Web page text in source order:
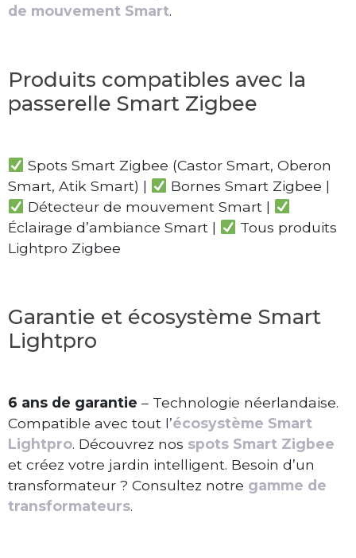
de mouvement Smart.
Produits compatibles avec la
passerelle Smart Zigbee
Spots Smart Zigbee (Castor Smart, Oberon
Smart, Atik Smart) |
Bornes Smart Zigbee |
Détecteur de mouvement Smart |
Éclairage d’ambiance Smart |
Tous produits
Lightpro Zigbee
Garantie et écosystème Smart
Lightpro
6 ans de garantie – Technologie néerlandaise.
Compatible avec tout l’écosystème Smart
Lightpro. Découvrez nos spots Smart Zigbee
et créez votre jardin intelligent. Besoin d’un
transformateur ? Consultez notre gamme de
transformateurs.